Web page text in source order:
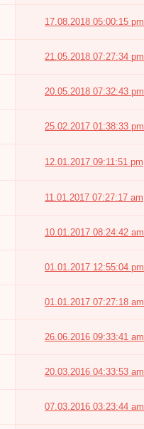
17.08.2018 05:00:15 pm
21.05.2018 07:27:34 pm
20.05.2018 07:32:43 pm
25.02.2017 01:38:33 pm
12.01.2017 09:11:51 pm
11.01.2017 07:27:17 am
10.01.2017 08:24:42 am
01.01.2017 12:55:04 pm
01.01.2017 07:27:18 am
26.06.2016 09:33:41 am
20.03.2016 04:33:53 am
07.03.2016 03:23:44 am